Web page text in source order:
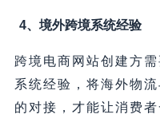
4、境外跨境系统经验
跨境电商网站创建方
系统经验，将海外物
的对接，才能让消费